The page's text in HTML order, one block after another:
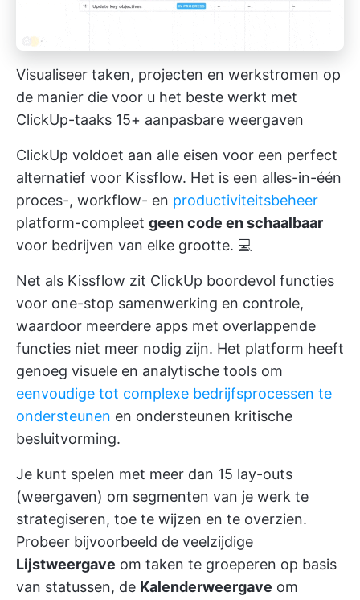
Visualiseer taken, projecten en werkstromen op
de manier die voor u het beste werkt met
ClickUp-taaks 15+ aanpasbare weergaven
ClickUp voldoet aan alle eisen voor een perfect
alternatief voor Kissflow. Het is een alles-in-één
proces-, workflow- en productiviteitsbeheer
platform-compleet geen code en schaalbaar
voor bedrijven van elke grootte. 💻
Net als Kissflow zit ClickUp boordevol functies
voor one-stop samenwerking en controle,
waardoor meerdere apps met overlappende
functies niet meer nodig zijn. Het platform heeft
genoeg visuele en analytische tools om
eenvoudige tot complexe bedrijfsprocessen te
ondersteunen en ondersteunen kritische
besluitvorming.
Je kunt spelen met meer dan 15 lay-outs
(weergaven) om segmenten van je werk te
strategiseren, toe te wijzen en te overzien.
Probeer bijvoorbeeld de veelzijdige
Lijstweergave om taken te groeperen op basis
van statussen, de Kalenderweergave om